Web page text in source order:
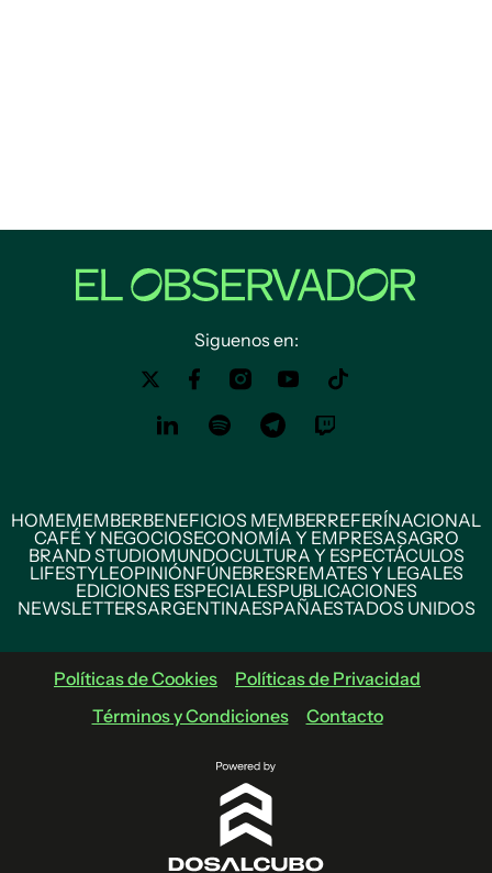
Siguenos en:
HOMEMEMBERBENEFICIOS MEMBERREFERÍNACIONAL
CAFÉ Y NEGOCIOSECONOMÍA Y EMPRESASAGRO
BRAND STUDIOMUNDOCULTURA Y ESPECTÁCULOS
LIFESTYLEOPINIÓNFÚNEBRESREMATES Y LEGALES
EDICIONES ESPECIALESPUBLICACIONES
NEWSLETTERSARGENTINAESPAÑAESTADOS UNIDOS
Políticas de Cookies
Políticas de Privacidad
Términos y Condiciones
Contacto